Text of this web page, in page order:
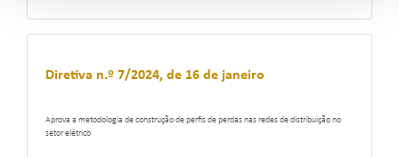
Diretiva n.º 7/2024, de 16 de janeiro
Aprova a metodologia de construção de perfis de perdas nas redes de distribuição no
setor elétrico